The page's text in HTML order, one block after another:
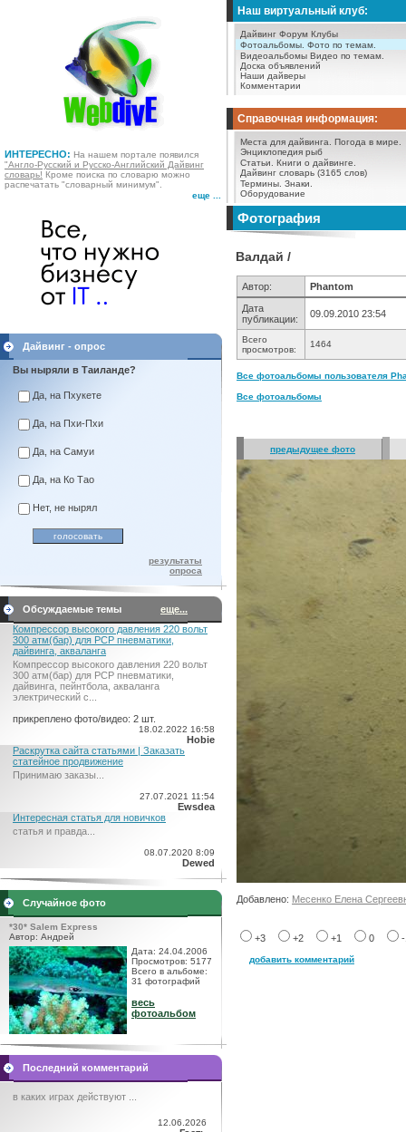
ИНТЕРЕСНО: На нашем портале появился
"Англо-Русский и Русско-Английский Дайвинг
словарь! Кроме поиска по словарю можно
распечатать "словарный минимум".
еще ...
Наш виртуальный клуб:
Дайвинг Форум Клубы
Фотоальбомы. Фото по темам.
Видеоальбомы Видео по темам.
Доска объявлений
Наши дайверы
Комментарии
Справочная информация:
Места для дайвинга.
Погода в мире.
Энциклопедия рыб
Статьи.
Книги о дайвинге.
Дайвинг словарь (3165 слов)
Термины. Знаки.
Оборудование
Дайвинг - опрос
Вы ныряли в Таиланде?
Да, на Пхукете
Да, на Пхи-Пхи
Да, на Самуи
Да, на Ко Тао
Нет, не нырял
результаты
опроса
Обсуждаемые темы
еще...
Компрессор высокого давления 220 вольт
300 атм(бар) для PCP пневматики,
дайвинга, акваланга
Компрессор высокого давления 220 вольт
300 атм(бар) для PCP пневматики,
дайвинга, пейнтбола, акваланга
электрический c...
прикреплено фото/видео: 2 шт.
18.02.2022 16:58
Hobie
Раскрутка сайта статьями | Заказать
статейное продвижение
Принимаю заказы...
27.07.2021 11:54
Ewsdea
Интересная статья для новичков
статья и правда...
08.07.2020 8:09
Dewed
Случайное фото
*30* Salem Express
Автор: Андрей
Дата: 24.04.2006
Просмотров: 5177
Всего в альбоме:
31 фотографий
весь
фотоальбом
Последний комментарий
в каких играх действуют ...
12.06.2026
Фотография
Валдай /
Автор:
Phantom
Дата
публикации:
09.09.2010 23:54
Всего
просмотров:
1464
Все фотоальбомы пользователя
Все фотоальбомы
предыдущее фото
Добавлено: Месенко Елена
+3 +2 +1 0
добавить комментарий